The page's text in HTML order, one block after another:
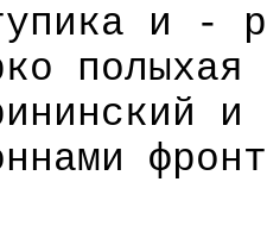
и -
и